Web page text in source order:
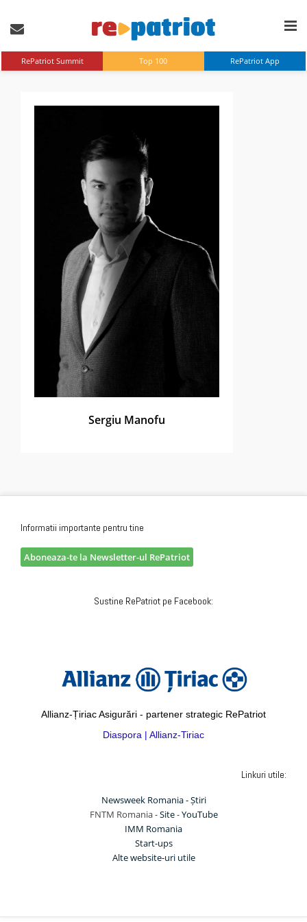
RePatriot Summit Top 100 RePatriot App
Sergiu Manofu
Informatii importante pentru tine
Aboneaza-te la Newsletter-ul RePatriot
Sustine RePatriot pe Facebook:
Allianz-Țiriac Asigurări - partener strategic RePatriot
Diaspora | Allianz-Tiriac
Linkuri utile:
Newsweek Romania - Știri
FNTM Romania -Site-YouTube
IMM Romania
Start-ups
Alte website-uri utile